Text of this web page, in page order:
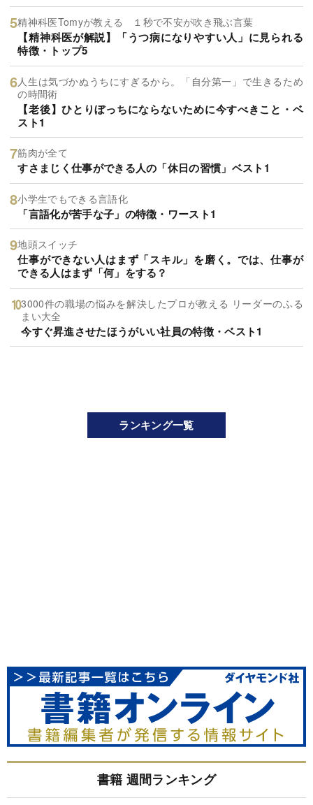
精神科医Tomyが教える １秒で不安が吹き飛ぶ言葉
【精神科医が解説】「うつ病になりやすい人」に見られる
特徴・トップ5
人生は気づかぬうちにすぎるから。「自分第一」で生きるため
の時間術
【老後】ひとりぼっちにならないために今すべきこと・ベ
スト1
筋肉が全て
すさまじく仕事ができる人の「休日の習慣」ベスト1
小学生でもできる言語化
「言語化が苦手な子」の特徴・ワースト1
地頭スイッチ
仕事ができない人はまず「スキル」を磨く。では、仕事が
できる人はまず「何」をする？
3000件の職場の悩みを解決したプロが教える リーダーのふる
まい大全
今すぐ昇進させたほうがいい社員の特徴・ベスト1
ランキング一覧
書籍 週間ランキング